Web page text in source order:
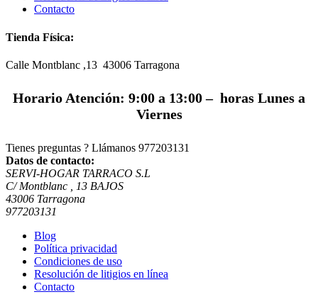
Contacto
Tienda Física:
Calle Montblanc ,13 43006 Tarragona
Horario Atención: 9:00 a 13:00 – horas Lunes a
Viernes
Tienes preguntas ? Llámanos 977203131
Datos de contacto:
SERVI-HOGAR TARRACO S.L
C/ Montblanc , 13 BAJOS
43006 Tarragona
977203131
Blog
Política privacidad
Condiciones de uso
Resolución de litigios en línea
Contacto